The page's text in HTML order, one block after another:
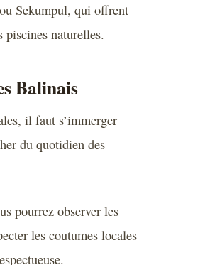
Sekumpul, qui offrent
piscines naturelles.
Balinais
il faut s’immerger
du quotidien des
pourrez observer les
les coutumes locales